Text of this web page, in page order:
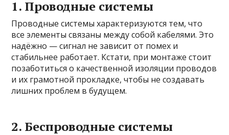
1. Проводные системы
Проводные системы характеризуются тем, что
все элементы связаны между собой кабелями. Это
надёжно — сигнал не зависит от помех и
стабильнее работает. Кстати, при монтаже стоит
позаботиться о качественной изоляции проводов
и их грамотной прокладке, чтобы не создавать
лишних проблем в будущем.
2. Беспроводные системы